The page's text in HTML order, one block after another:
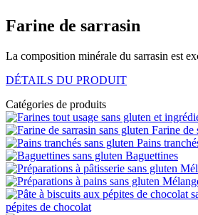
Farine de sarrasin
La composition minérale du sarrasin est
DÉTAILS DU PRODUIT
Catégories de produits
Farine de
Pains
Baguettines
pépites de chocolat